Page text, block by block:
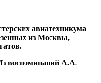
авиатехникума
из Москвы,
воспоминаний А.А.